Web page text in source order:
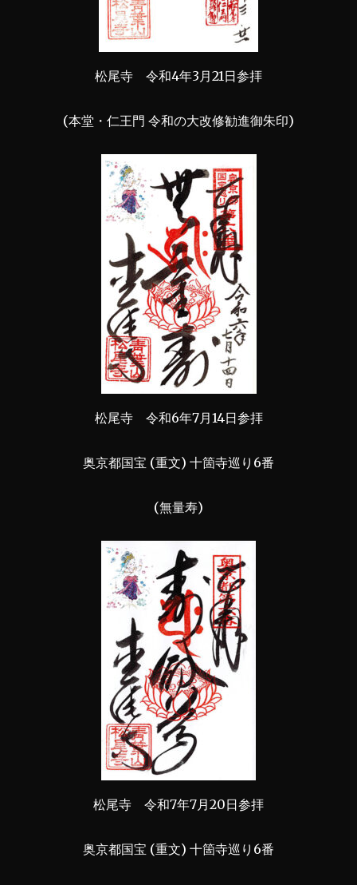
松尾寺 令和4年3月21日参拝
(本堂・仁王門 令和の大改修勧進御朱印)
松尾寺 令和6年7月14日参拝
奥京都国宝 (重文) 十箇寺巡り6番
(無量寿)
松尾寺 令和7年7月20日参拝
奥京都国宝 (重文) 十箇寺巡り6番